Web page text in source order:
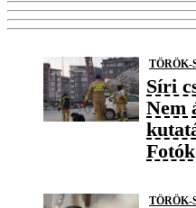
TÖRÖK-
Síri
Nem
TÖRÖK-